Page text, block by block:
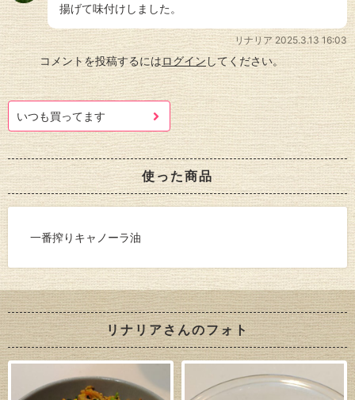
揚げて味付けしました。
リナリア 2025.3.13 16:03
コメントを投稿するにはログイン してください。
いつも買ってます
使った商品
一番搾りキャノーラ油
リナリアさんのフォト